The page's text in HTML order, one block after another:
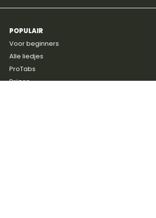
POPULAIR
Voor beginners
Alle liedjes
ProTabs
Prijzen